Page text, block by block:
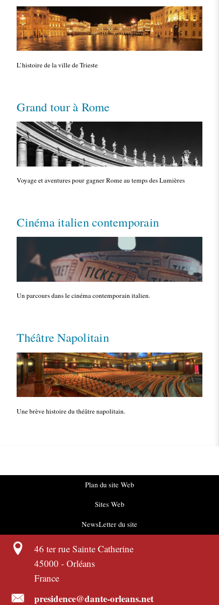
L’histoire de la ville de Trieste
Grand tour à Rome
Voyage et aventures pour gagner Rome au temps des Lumières
Cinéma italien contemporain
Un parcours dans le cinéma contemporain italien.
Théâtre Napolitain
Une brève histoire du théâtre napolitain.
Plan du site Web
Sites Web
NewsLetter du site
46 ter rue Sainte Catherine
45000 - Orléans
France
presidence@dante-orleans.net